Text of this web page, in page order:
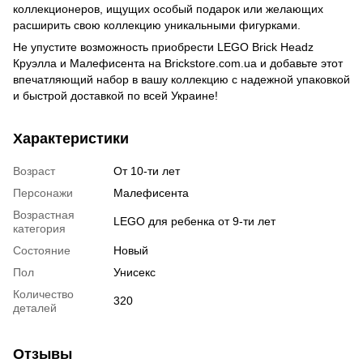
коллекционеров, ищущих особый подарок или желающих
расширить свою коллекцию уникальными фигурками.
Не упустите возможность приобрести LEGO Brick Headz
Круэлла и Малефисента на Brickstore.com.ua и добавьте этот
впечатляющий набор в вашу коллекцию с надежной упаковкой
и быстрой доставкой по всей Украине!
Характеристики
Возраст
От 10-ти лет
Персонажи
Малефисента
Возрастная
категория
LEGO для ребенка от 9-ти лет
Состояние
Новый
Пол
Унисекс
Количество
деталей
320
Отзывы